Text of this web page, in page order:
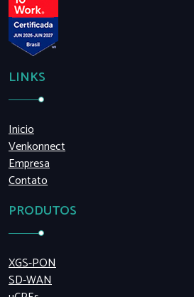
LINKS
Inicio
Venkonnect
Empresa
Contato
PRODUTOS
XGS-PON
SD-WAN